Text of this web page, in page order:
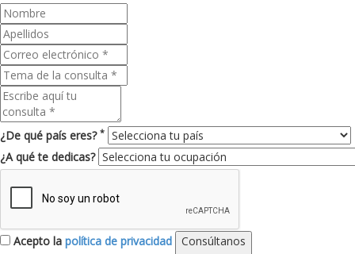
¿De qué país eres? *
¿A qué te dedicas?
Acepto la política de privacidad Consúltanos